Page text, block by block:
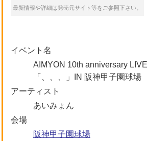
最新情報や詳細は発売元サイト等をご参照下さい。
イベント名
AIMYON 10th anniversary
「、、、」IN 阪神甲子園球場
アーティスト
あいみょん
会場
阪神甲子園球場